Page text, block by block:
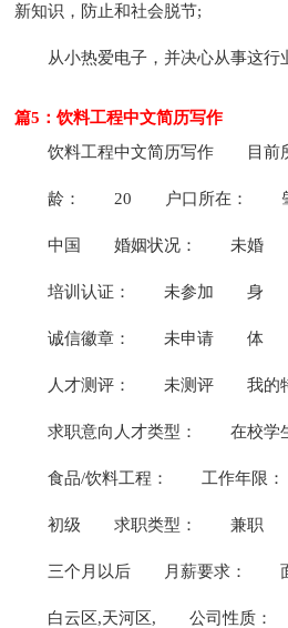
新知识，防止和社会脱节;
从小热爱电子，并决心从事这行
篇5：饮料工程中文简历写作
饮料工程中文简历写作
目前
龄： 20 户口所在：
中国 婚姻状况： 未婚
培训认证： 未参加 身
诚信徽章： 未申请 体
人才测评： 未测评 我的
求职意向人才类型： 在校学
食品/饮料工程： 工作年限：
初级 求职类型： 兼职
三个月以后 月薪要求：
白云区,天河区, 公司性质：